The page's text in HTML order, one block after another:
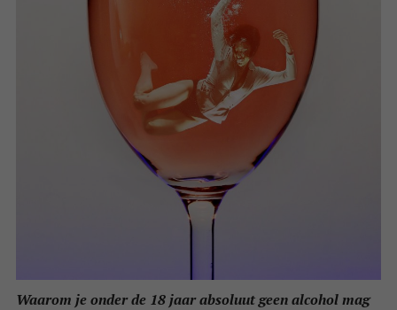
Waarom je onder de 18 jaar absoluut geen alcohol mag